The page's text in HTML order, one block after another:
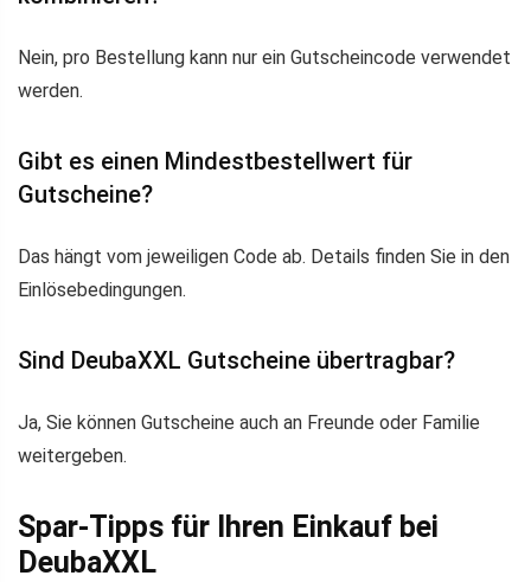
Nein, pro Bestellung kann nur ein Gutscheincode verwendet
werden.
Gibt es einen Mindestbestellwert für
Gutscheine?
Das hängt vom jeweiligen Code ab. Details finden Sie in den
Einlösebedingungen.
Sind DeubaXXL Gutscheine übertragbar?
Ja, Sie können Gutscheine auch an Freunde oder Familie
weitergeben.
Spar-Tipps für Ihren Einkauf bei
DeubaXXL